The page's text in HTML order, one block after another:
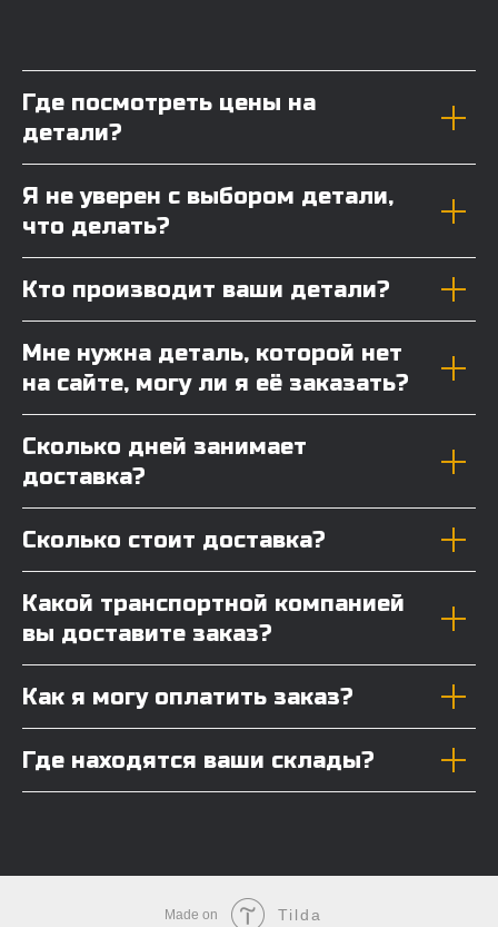
Где посмотреть цены на
детали?
Я не уверен с выбором детали,
что делать?
Кто производит ваши детали?
Мне нужна деталь, которой нет
на сайте, могу ли я её заказать?
Сколько дней занимает
доставка?
Сколько стоит доставка?
Какой транспортной компанией
вы доставите заказ?
Как я могу оплатить заказ?
Где находятся ваши склады?
Made on Tilda